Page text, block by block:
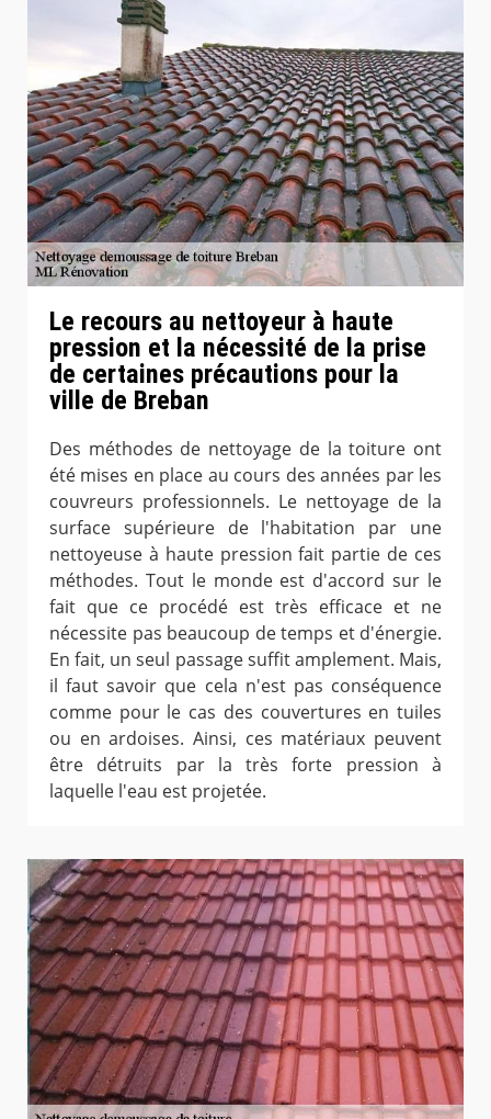
Le recours au nettoyeur à haute
pression et la nécessité de la prise
de certaines précautions pour la
ville de Breban
Des méthodes de nettoyage de la toiture ont
été mises en place au cours des années par les
couvreurs professionnels. Le nettoyage de la
surface supérieure de l'habitation par une
nettoyeuse à haute pression fait partie de ces
méthodes. Tout le monde est d'accord sur le
fait que ce procédé est très efficace et ne
nécessite pas beaucoup de temps et d'énergie.
En fait, un seul passage suffit amplement. Mais,
il faut savoir que cela n'est pas conséquence
comme pour le cas des couvertures en tuiles
ou en ardoises. Ainsi, ces matériaux peuvent
être détruits par la très forte pression à
laquelle l'eau est projetée.